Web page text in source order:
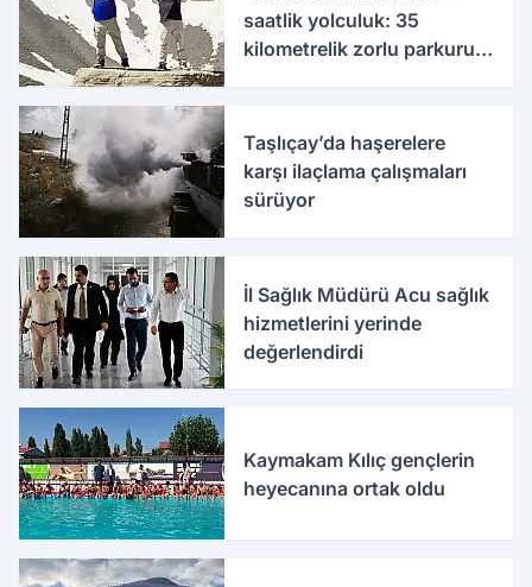
saatlik yolculuk: 35
kilometrelik zorlu parkuru
Taşlıçay’da haşerelere
karşı ilaçlama çalışmaları
sürüyor
İl Sağlık Müdürü Acu sağlık
hizmetlerini yerinde
değerlendirdi
Kaymakam Kılıç gençlerin
heyecanına ortak oldu